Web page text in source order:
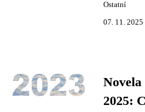
Ostatní
07. 11. 2025
2025: